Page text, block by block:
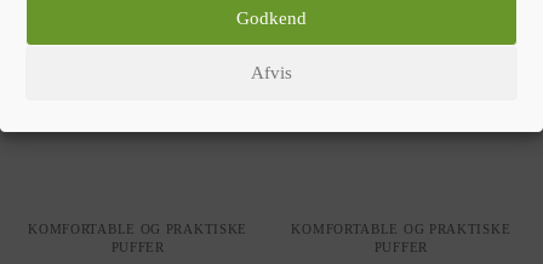
Godkend
Afvis
KOMFORTABLE OG PRAKTISKE
PUFFER
KOMFORTABLE OG PRAKTISKE
PUFFER